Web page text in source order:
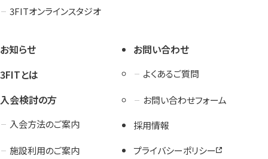
3FITオンラインスタジオ
お知らせ
3FITとは
入会検討の方
入会方法のご案内
施設利用のご案内
お問い合わせ
よくあるご質問
お問い合わせフォーム
採用情報
プライバシーポリシー